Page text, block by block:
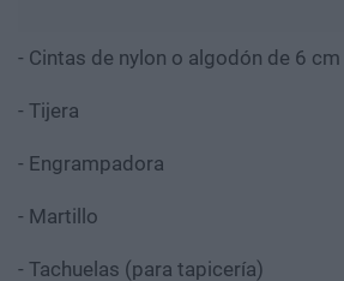
- Cintas de nylon o algodón de 6
- Tijera
- Engrampadora
- Martillo
- Tachuelas (para tapicería)